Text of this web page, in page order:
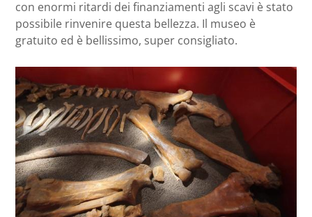
con enormi ritardi dei finanziamenti agli scavi è stato
possibile rinvenire questa bellezza. Il museo è
gratuito ed è bellissimo, super consigliato.